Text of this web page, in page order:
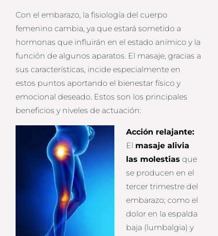
Con el embarazo, la fisiología del cuerpo
femenino cambia, ya que estará sometido a
hormonas que influirán en el estado anímico y la
función de algunos aparatos. El masaje, gracias a
sus características, incide especialmente en
estos puntos aportando el bienestar físico y
emocional deseado. Estos son los principales
beneficios y niveles de actuación:
Acción relajante:
El masaje alivia
las molestias que
se producen en el
tercer trimestre del
embarazo; como el
dolor en la espalda
baja (lumbalgia) y